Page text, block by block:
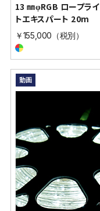
13 ㎜φRGB ロープライ
トエキスパート 20m
￥155,000（税別）
動画